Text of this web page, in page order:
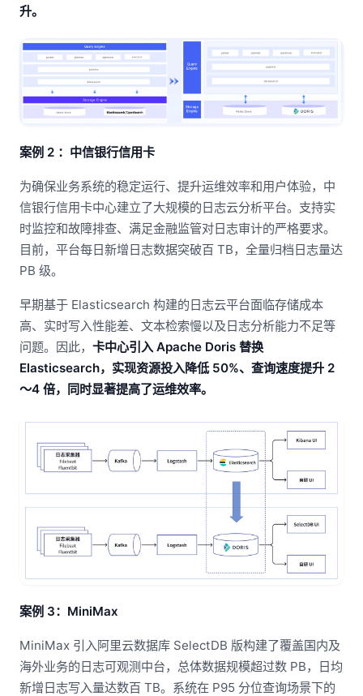
升。
案例 2 ：中信银行信用卡
为确保业务系统的稳定运行、提升运维效率和用户体验，中
信银行信用卡中心建立了大规模的日志云分析平台。支持实
时监控和故障排查、满足金融监管对日志审计的严格要求。
目前，平台每日新增日志数据突破百 TB，全量归档日志量达
PB 级。
早期基于 Elasticsearch 构建的日志云平台面临存储成本
高、实时写入性能差、文本检索慢以及日志分析能力不足等
问题。因此， 卡中心引入 Apache Doris 替换
Elasticsearch，实现资源投入降低 50%、查询速度提升 2
～4 倍，同时显著提高了运维效率。
案例 3：MiniMax
MiniMax 引入阿里云数据库 SelectDB 版构建了覆盖国内及
海外业务的日志可观测中台，总体数据规模超过数 PB，日均
新增日志写入量达数百 TB。系统在 P95 分位查询场景下的